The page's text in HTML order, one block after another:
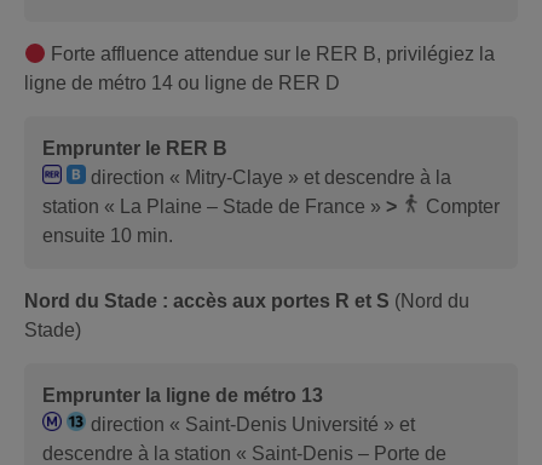
Forte affluence attendue sur le RER B, privilégiez la
ligne de métro 14 ou ligne de RER D
Emprunter le RER B
direction « Mitry-Claye » et descendre à la
station « La Plaine – Stade de France » >
Compter
ensuite 10 min.
Nord du Stade : accès aux portes R et S (Nord du
Stade)
Emprunter la ligne de métro 13
direction « Saint-Denis Université » et
descendre à la station « Saint-Denis – Porte de